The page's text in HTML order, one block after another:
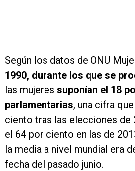
Según los datos de ONU
1990, durante los que se
las mujeres suponían el 18
parlamentarias, una cifra
ciento tras las elecciones de
el 64 por ciento en las de
la media a nivel mundial era
fecha del pasado junio.